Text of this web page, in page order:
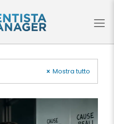
Mostra tutto